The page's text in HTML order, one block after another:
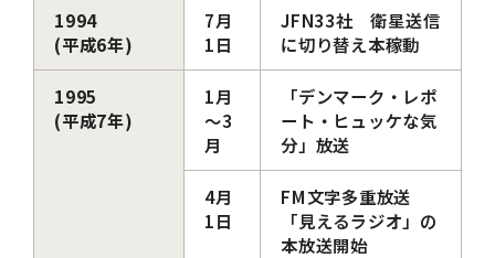
1994
(平成6年)
7月
1日
JFN33社 衛星送信
に切り替え本稼動
1995
(平成7年)
1月
～3
月
「デンマーク・レポ
ート・ヒュッケな気
分」放送
4月
1日
FM文字多重放送
「見えるラジオ」の
本放送開始